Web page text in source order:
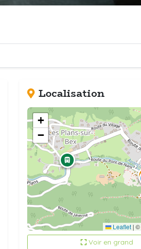
Localisation
+
−
Leaflet | ©
Voir en grand